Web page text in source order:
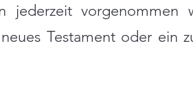
jederzeit vorgenommen
Testament oder ein